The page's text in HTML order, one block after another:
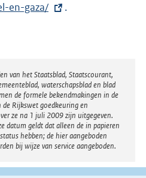
en-gaza/
.
van het Staatsblad, Staatscourant,
waterschapsblad en blad
de formele bekendmakingen in de
Rijkswet goedkeuring en
ze na 1 juli 2009 zijn uitgegeven.
datum geldt dat alleen de in papieren
hebben; de hier aangeboden
bij wijze van service aangeboden.